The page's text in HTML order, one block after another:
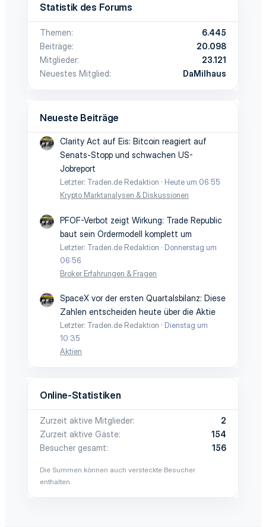
Statistik des Forums
Themen
6.445
Beiträge
20.098
Mitglieder
23.121
Neuestes Mitglied
DaMilhaus
Neueste Beiträge
Clarity Act auf Eis: Bitcoin reagiert auf
Senats-Stopp und schwachen US-
Jobreport
Letzter: Traden.de Redaktion
Heute um 06:55
Krypto Marktanalysen & Diskussionen
PFOF-Verbot zeigt Wirkung: Trade Republic
baut sein Ordermodell komplett um
Letzter: Traden.de Redaktion
Donnerstag um
06:56
Broker Erfahrungen & Fragen
SpaceX vor der ersten Quartalsbilanz: Diese
Zahlen entscheiden heute über die Aktie
Letzter: Traden.de Redaktion
Dienstag um
10:35
Aktien
Online-Statistiken
Zurzeit aktive Mitglieder
2
Zurzeit aktive Gäste
154
Besucher gesamt
156
Die Summen können auch versteckte Besucher
enthalten.